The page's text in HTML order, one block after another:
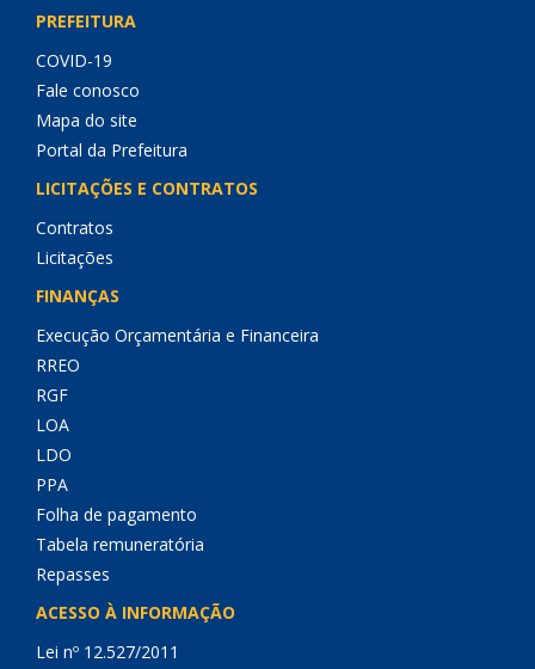
PREFEITURA
COVID-19
Fale conosco
Mapa do site
Portal da Prefeitura
LICITAÇÕES E CONTRATOS
Contratos
Licitações
FINANÇAS
Execução Orçamentária e Financeira
RREO
RGF
LOA
LDO
PPA
Folha de pagamento
Tabela remuneratória
Repasses
ACESSO À INFORMAÇÃO
Lei nº 12.527/2011